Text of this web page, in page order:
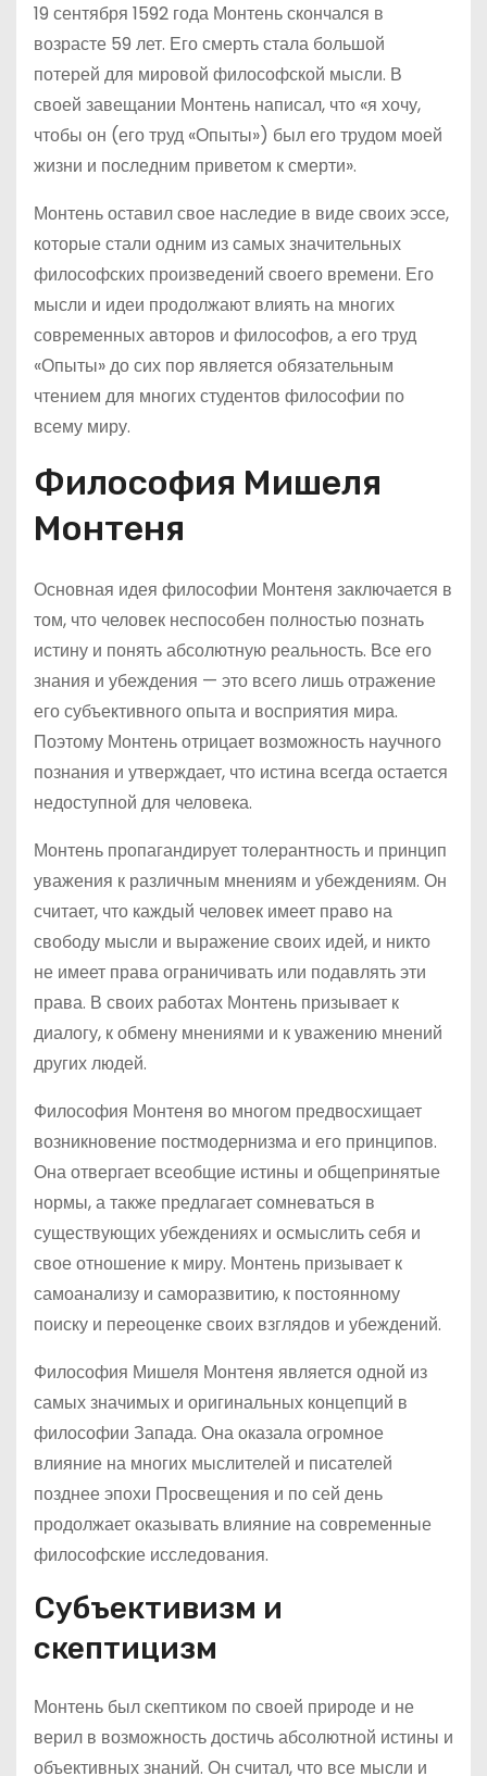
19 сентября 1592 года Монтень скончался в
возрасте 59 лет. Его смерть стала большой
потерей для мировой философской мысли. В
своей завещании Монтень написал, что «я хочу,
чтобы он (его труд «Опыты») был его трудом моей
жизни и последним приветом к смерти».
Монтень оставил свое наследие в виде своих эссе,
которые стали одним из самых значительных
философских произведений своего времени. Его
мысли и идеи продолжают влиять на многих
современных авторов и философов, а его труд
«Опыты» до сих пор является обязательным
чтением для многих студентов философии по
всему миру.
Философия Мишеля
Монтеня
Основная идея философии Монтеня заключается в
том, что человек неспособен полностью познать
истину и понять абсолютную реальность. Все его
знания и убеждения — это всего лишь отражение
его субъективного опыта и восприятия мира.
Поэтому Монтень отрицает возможность научного
познания и утверждает, что истина всегда остается
недоступной для человека.
Монтень пропагандирует толерантность и принцип
уважения к различным мнениям и убеждениям. Он
считает, что каждый человек имеет право на
свободу мысли и выражение своих идей, и никто
не имеет права ограничивать или подавлять эти
права. В своих работах Монтень призывает к
диалогу, к обмену мнениями и к уважению мнений
других людей.
Философия Монтеня во многом предвосхищает
возникновение постмодернизма и его принципов.
Она отвергает всеобщие истины и общепринятые
нормы, а также предлагает сомневаться в
существующих убеждениях и осмыслить себя и
свое отношение к миру. Монтень призывает к
самоанализу и саморазвитию, к постоянному
поиску и переоценке своих взглядов и убеждений.
Философия Мишеля Монтеня является одной из
самых значимых и оригинальных концепций в
философии Запада. Она оказала огромное
влияние на многих мыслителей и писателей
позднее эпохи Просвещения и по сей день
продолжает оказывать влияние на современные
философские исследования.
Субъективизм и
скептицизм
Монтень был скептиком по своей природе и не
верил в возможность достичь абсолютной истины и
объективных знаний. Он считал, что все мысли и